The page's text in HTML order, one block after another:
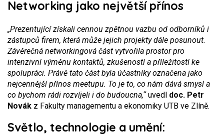
Networking jako největší přínos
„Prezentující získali cennou zpětnou vazbu od odborníků i
zástupců firem, která může jejich projekty dále posunout.
Závěrečná networkingová část vytvořila prostor pro
intenzivní výměnu kontaktů, zkušeností a příležitostí ke
spolupráci. Právě tato část byla účastníky označena jako
nejcennější přínos meetupu. To je to, co nám dává smysl a
co bychom rádi rozvíjeli i do budoucna,“uvedl doc. Petr
Novák z Fakulty managementu a ekonomiky UTB ve Zlíně.
Světlo, technologie a umění: